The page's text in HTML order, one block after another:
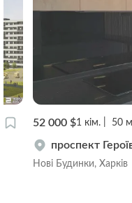
52 000 $1 кім. 50 м
проспект
Нові Будинки, Харків